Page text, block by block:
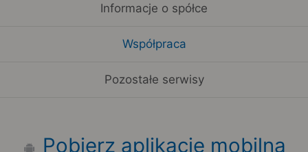
Informacje o spółce
Współpraca
Pozostałe serwisy
Pobierz aplikację mobilną